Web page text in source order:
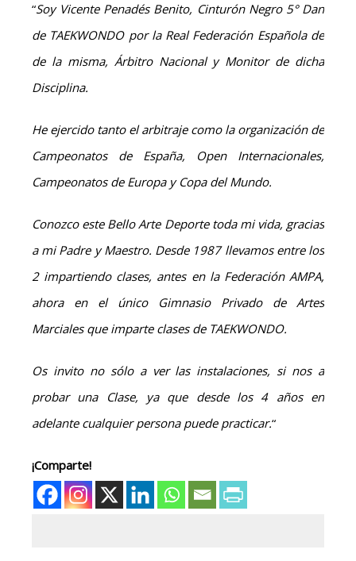
“Soy Vicente Penadés Benito, Cinturón Negro 5° Dan
de TAEKWONDO por la Real Federación Española de
de la misma, Árbitro Nacional y Monitor de dicha
Disciplina.
He ejercido tanto el arbitraje como la organización de
Campeonatos de España, Open Internacionales,
Campeonatos de Europa y Copa del Mundo.
Conozco este Bello Arte Deporte toda mi vida, gracias
a mi Padre y Maestro. Desde 1987 llevamos entre los
2 impartiendo clases, antes en la Federación AMPA,
ahora en el único Gimnasio Privado de Artes
Marciales que imparte clases de TAEKWONDO.
Os invito no sólo a ver las instalaciones, si nos a
probar una Clase, ya que desde los 4 años en
adelante cualquier persona puede practicar.“
¡Comparte!